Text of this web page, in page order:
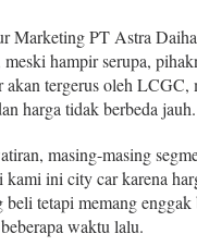
J
a
h
d
r
i
M
o
b
Marketing PT Astra
hampir serupa,
tergerus oleh LCGC,
harga tidak berbeda jauh.
masing-masing
kami ini city car karena
tetapi memang enggak
waktu lalu.